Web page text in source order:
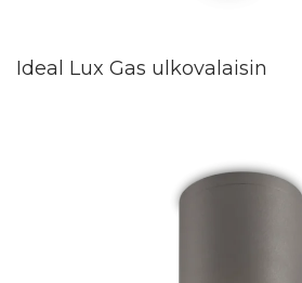
Ideal Lux Gas ulkovalaisin